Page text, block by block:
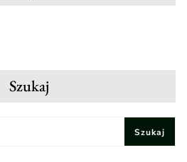
Szukaj
Szukaj